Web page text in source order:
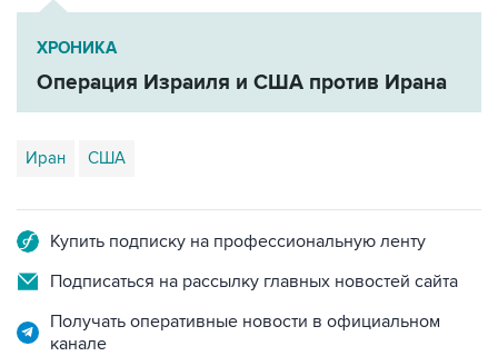
ХРОНИКА
Операция Израиля и США против Ирана
Иран США
Купить подписку на профессиональную ленту
Подписаться на рассылку главных новостей сайта
Получать оперативные новости в официальном
канале